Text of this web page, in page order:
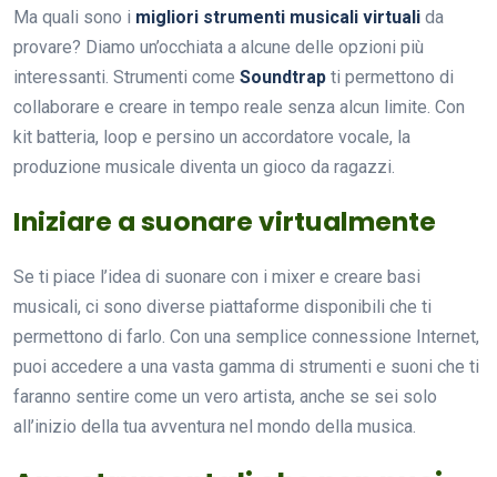
Ma quali sono i migliori strumenti musicali virtuali da
provare? Diamo un’occhiata a alcune delle opzioni più
interessanti. Strumenti come Soundtrap ti permettono di
collaborare e creare in tempo reale senza alcun limite. Con
kit batteria, loop e persino un accordatore vocale, la
produzione musicale diventa un gioco da ragazzi.
Iniziare a suonare virtualmente
Se ti piace l’idea di suonare con i mixer e creare basi
musicali, ci sono diverse piattaforme disponibili che ti
permettono di farlo. Con una semplice connessione Internet,
puoi accedere a una vasta gamma di strumenti e suoni che ti
faranno sentire come un vero artista, anche se sei solo
all’inizio della tua avventura nel mondo della musica.